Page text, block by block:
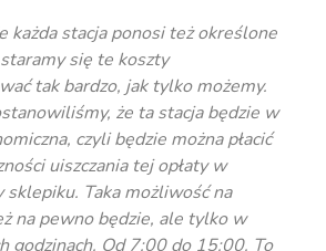
każda stacja ponosi też określone
się te koszty
tak bardzo, jak tylko możemy.
że ta stacja będzie w
czyli będzie można płacić
uiszczania tej opłaty w
sklepiku. Taka możliwość na
na pewno będzie, ale tylko w
godzinach. Od 7:00 do 15:00. To